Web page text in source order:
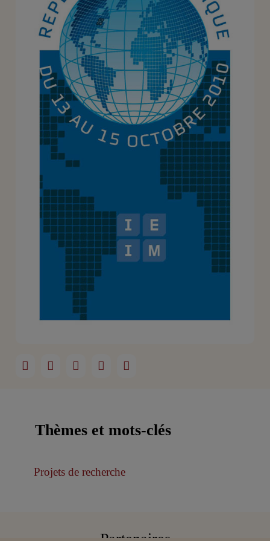
Thèmes et mots-clés
Projets de recherche